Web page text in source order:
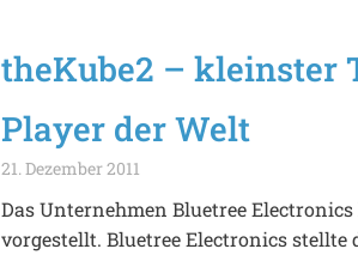
theKube2 – kleinster
Player der Welt
21. Dezember 2011
Das Unternehmen Bluetree
vorgestellt. Bluetree Electronics stellte